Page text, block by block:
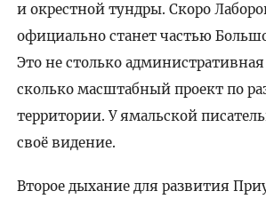
и окрестной тундры. Скоро
официально станет частью
Это не столько
сколько масштабный проект по
территории. У ямальской
своё видение.
Второе дыхание для развития